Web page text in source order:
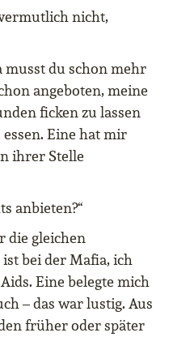
nicht,
musst du schon mehr
angeboten, meine
ficken zu lassen
Eine hat mir
ihrer Stelle
anbieten?“
die gleichen
bei der Mafia, ich
Eine belegte mich
– das war lustig. Aus
früher oder später